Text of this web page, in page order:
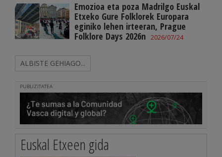
Emozioa eta poza Madrilgo Euskal
Etxeko Gure Folklorek Europara
eginiko lehen irteeran, Prague
Folklore Days 2026n 2026/07/24
ALBISTE GEHIAGO...
PUBLIZITATEA
Euskal Etxeen gida